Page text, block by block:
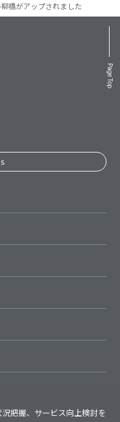
橋がアップされました
Page Top
把握、サービス向上検討を